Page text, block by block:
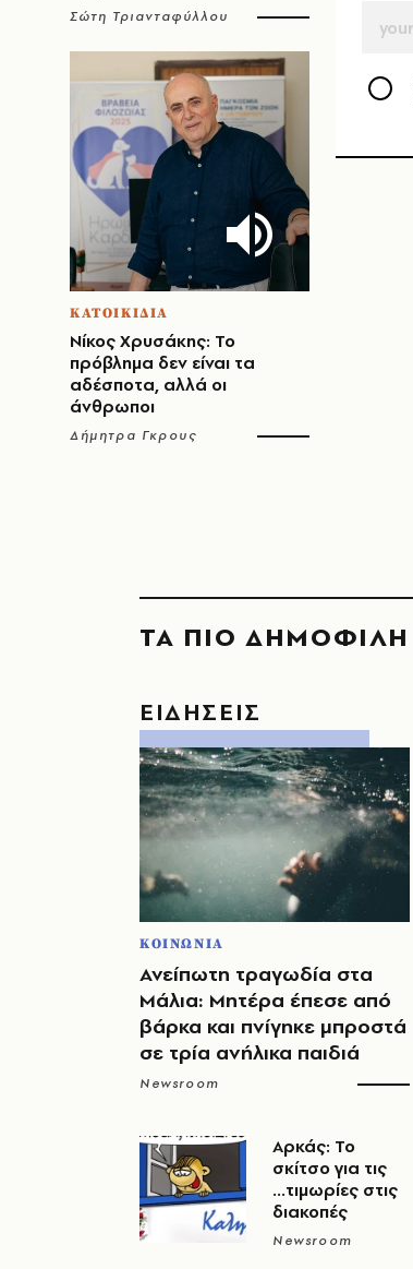
Σώτη Τριανταφύλλου
ΚΑΤΟΙΚΙΔΙΑ
Νίκος Χρυσάκης: Το
πρόβλημα δεν είναι τα
αδέσποτα, αλλά οι
άνθρωποι
Δήμητρα Γκρους
ΤΑ ΠΙΟ ΔΗΜΟΦΙΛΗ
ΕΙΔΗΣΕΙΣ
ΚΟΙΝΩΝΙΑ
Ανείπωτη τραγωδία στα
Μάλια: Μητέρα έπεσε από
βάρκα και πνίγηκε μπροστά
σε τρία ανήλικα παιδιά
Newsroom
Αρκάς: Το
σκίτσο για τις
...τιμωρίες στις
διακοπές
Newsroom